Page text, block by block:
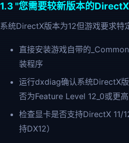
1.3 "您需要较新版本的
系统DirectX版本为12但游戏要求特
直接安装游戏自带的
装程序
运行dxdiag确认系统DirectX
否为Feature Level 12_0或更高
检查显卡是否支持DirectX 11/
持DX12）